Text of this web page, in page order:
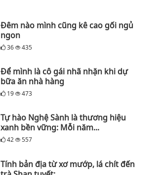
Đêm nào mình cũng kê cao gối ngủ
ngon
36 435
Để mình là cô gái nhã nhặn khi dự
bữa ăn nhà hàng
19 473
Tự hào Nghệ Sành là thương hiệu
xanh bền vững: Mỗi năm...
42 557
Tính bản địa từ xơ mướp, lá chít đến